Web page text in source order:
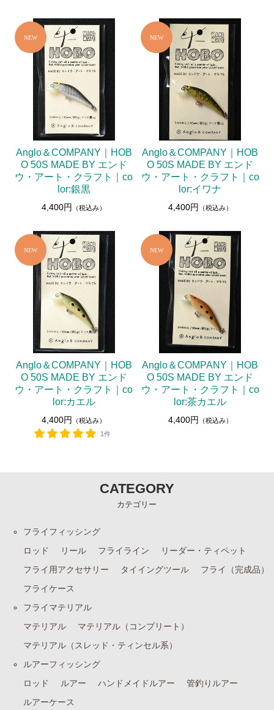
Anglo＆COMPANY｜HOB
O 50S MADE BY エンド
ウ・アート・クラフト｜co
lor:銀黒
4,400円 （税込み）
Anglo＆COMPANY｜HOB
O 50S MADE BY エンド
ウ・アート・クラフト｜co
lor:イワナ
4,400円 （税込み）
Anglo＆COMPANY｜HOB
O 50S MADE BY エンド
ウ・アート・クラフト｜co
lor:カエル
4,400円
（税込み）
1件
Anglo＆COMPANY｜HOB
O 50S MADE BY エンド
ウ・アート・クラフト｜co
lor:茶カエル
4,400円 （税込み）
CATEGORY
カテゴリー
フライフィッシング
ロッド
リール フライライン
リーダー・ティペット
フライ用アクセサリー
タイイングツール
フライ（完成品）
フライケース
フライマテリアル
マテリアル
マテリアル（コンプリート）
マテリアル（スレッド・ティンセル系）
ルアーフィッシング
ロッド
ルアー ハンドメイドルアー
管釣りルアー
ルアーケース